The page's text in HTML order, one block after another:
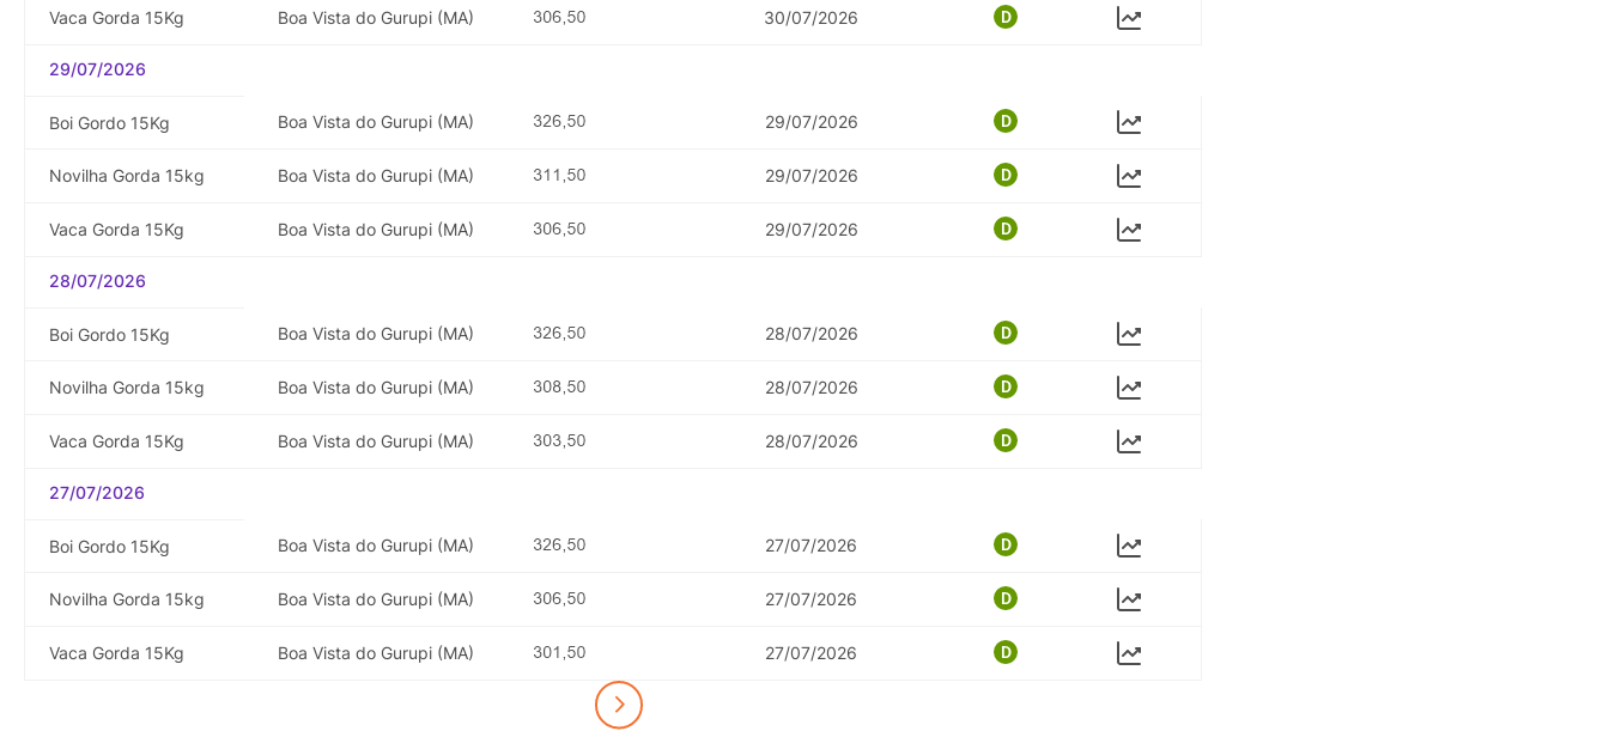
Vaca Gorda 15Kg Boa Vista do Gurupi (MA) 30/07/2026
29/07/2026
Boi Gordo 15Kg Boa Vista do Gurupi (MA) 29/07/2026
Novilha Gorda 15kg Boa Vista do Gurupi (MA) 29/07/2026
Vaca Gorda 15Kg Boa Vista do Gurupi (MA) 29/07/2026
28/07/2026
Boi Gordo 15Kg Boa Vista do Gurupi (MA) 28/07/2026
Novilha Gorda 15kg Boa Vista do Gurupi (MA) 28/07/2026
Vaca Gorda 15Kg Boa Vista do Gurupi (MA) 28/07/2026
27/07/2026
Boi Gordo 15Kg Boa Vista do Gurupi (MA) 27/07/2026
Novilha Gorda 15kg Boa Vista do Gurupi (MA) 27/07/2026
Vaca Gorda 15Kg Boa Vista do Gurupi (MA) 27/07/2026